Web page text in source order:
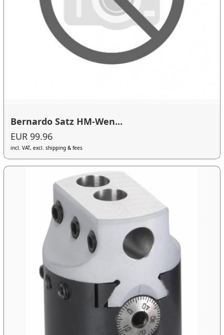
Bernardo Satz HM-Wen...
EUR 99.96
incl. VAT, excl. shipping & fees